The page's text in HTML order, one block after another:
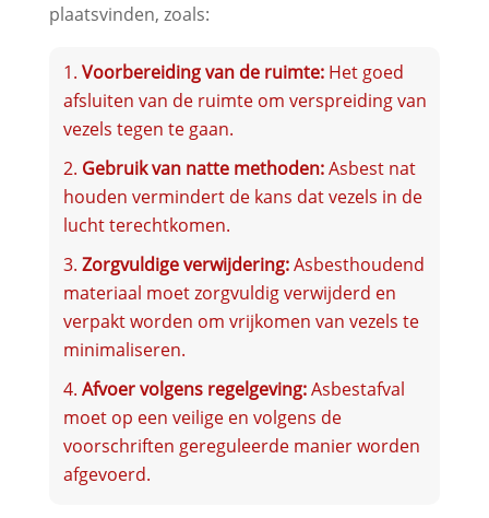
plaatsvinden, zoals:
Voorbereiding van de ruimte:Het goed
afsluiten van de ruimte om verspreiding van
vezels tegen te gaan.
Gebruik van natte methoden:Asbest nat
houden vermindert de kans dat vezels in de
lucht terechtkomen.
Zorgvuldige verwijdering:Asbesthoudend
materiaal moet zorgvuldig verwijderd en
verpakt worden om vrijkomen van vezels te
minimaliseren.
Afvoer volgens regelgeving:Asbestafval
moet op een veilige en volgens de
voorschriften gereguleerde manier worden
afgevoerd.